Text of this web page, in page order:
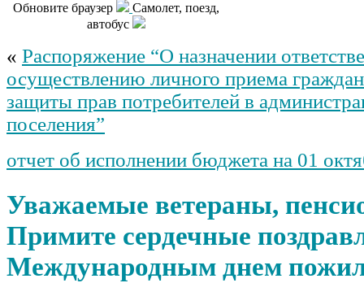
Обновите браузер
Самолет, поезд,
автобус
« Распоряжение “О назначении
осуществлению личного приема
защиты прав потребителей в
поселения”
отчет об исполнении бюджета на 01
Уважаемые ветераны,
Примите сердечные
Международным днем